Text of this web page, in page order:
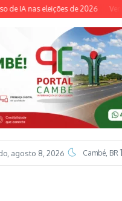
nas eleições de 2026
agosto 8, 2026 Cambé, BR